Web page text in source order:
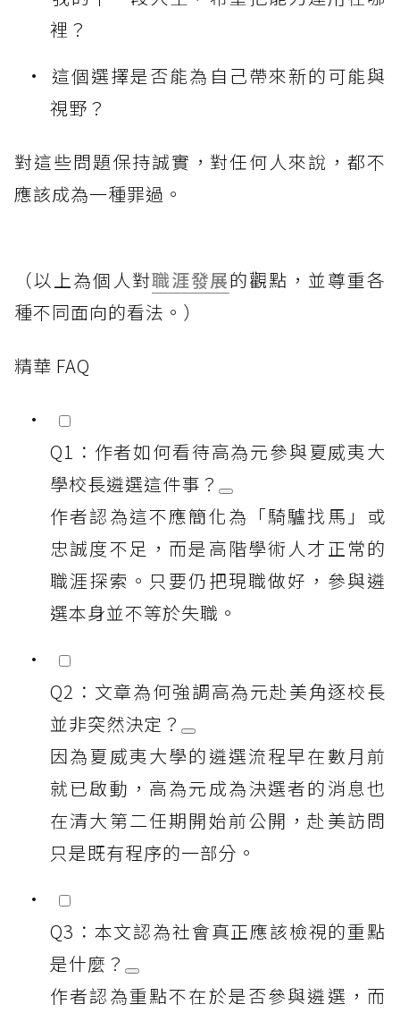
裡？
這個選擇是否能為自己帶來新的可能與
視野？
對這些問題保持誠實，對任何人來說，都不
應該成為一種罪過。
（以上為個人對職涯發展的觀點，並尊重各
種不同面向的看法。）
精華 FAQ
Q1：作者如何看待高為元參與夏威夷大
學校長遴選這件事？
作者認為這不應簡化為「騎驢找馬」或
忠誠度不足，而是高階學術人才正常的
職涯探索。只要仍把現職做好，參與遴
選本身並不等於失職。
Q2：文章為何強調高為元赴美角逐校長
並非突然決定？
因為夏威夷大學的遴選流程早在數月前
就已啟動，高為元成為決選者的消息也
在清大第二任期開始前公開，赴美訪問
只是既有程序的一部分。
Q3：本文認為社會真正應該檢視的重點
是什麼？
作者認為重點不在於是否參與遴選，而